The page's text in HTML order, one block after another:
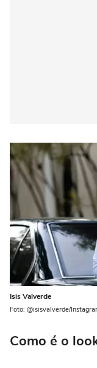
Isis Valverde
Foto: @isisvalverde/
Como é o